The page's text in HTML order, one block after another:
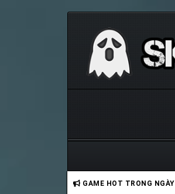
GAME HOT TRONG NGÀY